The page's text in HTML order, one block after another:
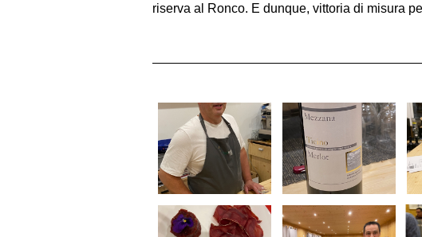
riserva al Ronco. E dunque, vittoria di misura